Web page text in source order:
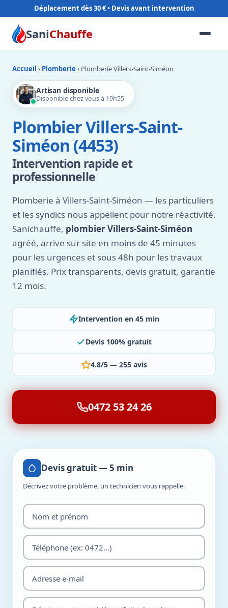
Déplacement dès 30 €
SaniChauffe
Accueil › Plomberie › Plomberie Villers-Saint-Siméon
Artisan disponible
Disponible chez vous à 19h55
Plombier Villers-Saint-
Siméon (4453)
Intervention rapide et
professionnelle
Plomberie à Villers-Saint-Siméon — les particuliers
et les syndics nous appellent pour notre réactivité.
Sanichauffe, plombier Villers-Saint-Siméon
agréé, arrive sur site en moins de 45 minutes
pour les urgences et sous 48h pour les travaux
planifiés. Prix transparents, devis gratuit, garantie
12 mois.
Intervention en 45 min
Devis 100% gratuit
4.8/5 — 255 avis
0472 53 24 26
Devis gratuit — 5 min
Décrivez votre problème, un technicien vous rappelle.